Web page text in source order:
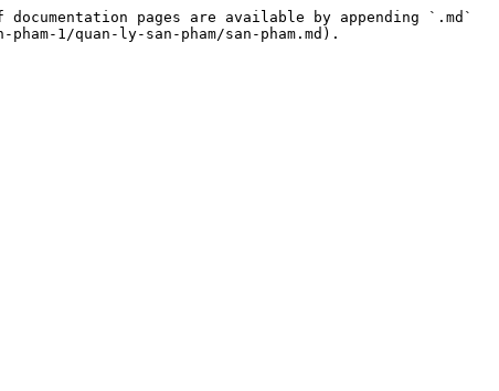
pages are available by appending `.md`
1/quan-ly-san-pham/san-pham.md).